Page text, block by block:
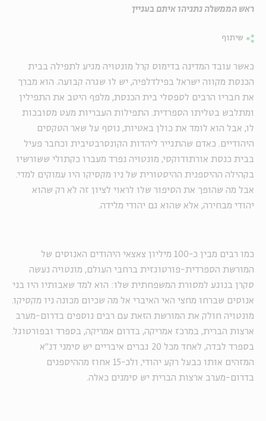
ראש הממשלה נתניהו איתם בעניין
שיתוף
כאשר עובד המדינה בדימוס קרל מונטויה מגיע לתפילה בבית
הכנסת מקווה ישראל בפילדלפיה, יש לו שגרה קבועה. הוא מברך
את חבריו הרבים לספסלי בית הכנסת, מלפף היטב את התפילין
ומתלבש בטליתו הספרדית. התפילות העבריות מעט מסובכות
לו, אבל הוא לומד את כולן באטיות, נוסף על שאר הטקסים
היהודיים. כאדם שהתגייר ליהדות הקונסרבטיבית וכחבר פעיל
בבית כנסת אורתודוקסי, מונטויה נפרד מעברו כקתולי ששורשיו
בקהילה ההיספנית ההיסטורית של ניו מקסיקו היו עמוקים למדי.
אבל מה שהופך את הסיפור שלו לראוי לציון זה לא רק שהוא
יהודי מבחירה, אלא שהוא גם יהודי מלידה.
כמו רבים מבין כ-100 מיליון צאצאי היהודים האנוסים של
המורשת הספרדית-פורטוגזית ברחבי העולם, מונטויה נעשה
סקרן בנוגע למסורת המשפחתית שלו: הוא למד שאבותיו היו בני
אנוסים שברחו מחצי האי האיברי אל מה שכיום מכונה ניו מקסיקו.
מונטויה חולק את המורשת הזאת עם רבים נוספים בדרום-מערב
ארצות הברית, במרכז אמריקה, בדרום אמריקה, בספרד ובפורטוגל.
בספרד לבדה, לאחד מכל 20 גברים איבריים יש סימני דנ"א
המזהים אותו כבעל רקע יהודי, ולכ-15 אחוז מההיספנים
בדרום-מערב ארצות הברית יש סימנים כאלה.